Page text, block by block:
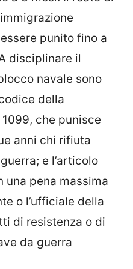
punito fino a
disciplinare il
navale sono
della
che punisce
anni chi rifiuta
e l’articolo
una pena massima
o l’ufficiale della
di resistenza o di
da guerra